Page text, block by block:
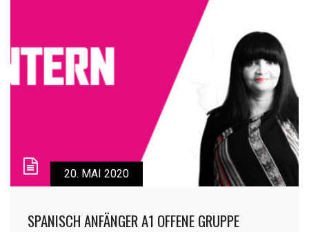
20. MAI 2020
SPANISCH ANFÄNGER A1 OFFENE GRUPPE